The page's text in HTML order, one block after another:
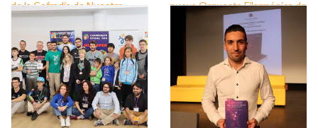
de la Cofradía de Nuestro
Padre Jesús Nazareno y
Nuestra Señora de los Dolores
de Balerma
nueva Orquesta Filarmónica de